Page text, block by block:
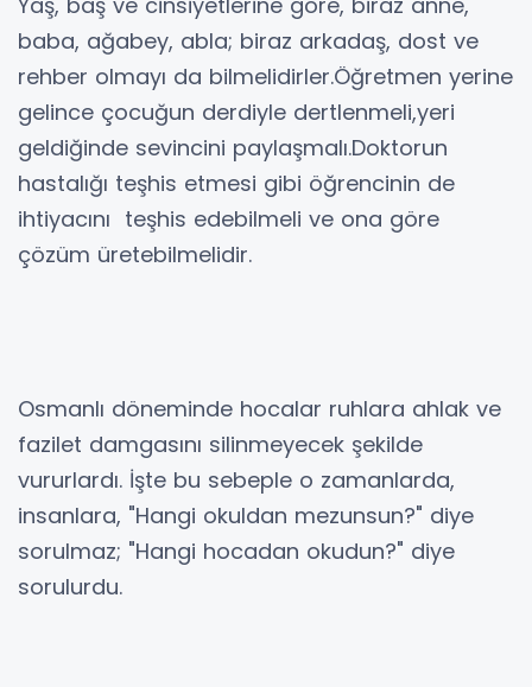
baba, ağabey, abla; biraz arkadaş, dost ve
rehber olmayı da bilmelidirler.Öğretmen yerine
gelince çocuğun derdiyle dertlenmeli,yeri
geldiğinde sevincini paylaşmalı.Doktorun
hastalığı teşhis etmesi gibi öğrencinin de
ihtiyacını teşhis edebilmeli ve ona göre
çözüm üretebilmelidir.
Osmanlı döneminde hocalar ruhlara ahlak ve
fazilet damgasını silinmeyecek şekilde
vururlardı. İşte bu sebeple o zamanlarda,
insanlara, "Hangi okuldan mezunsun?" diye
sorulmaz; "Hangi hocadan okudun?" diye
sorulurdu.